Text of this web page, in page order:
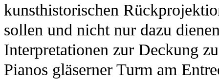
kunsthistorischen
sollen und nicht nur dazu
Interpretationen zur Deckung
Pianos gläserner Turm am